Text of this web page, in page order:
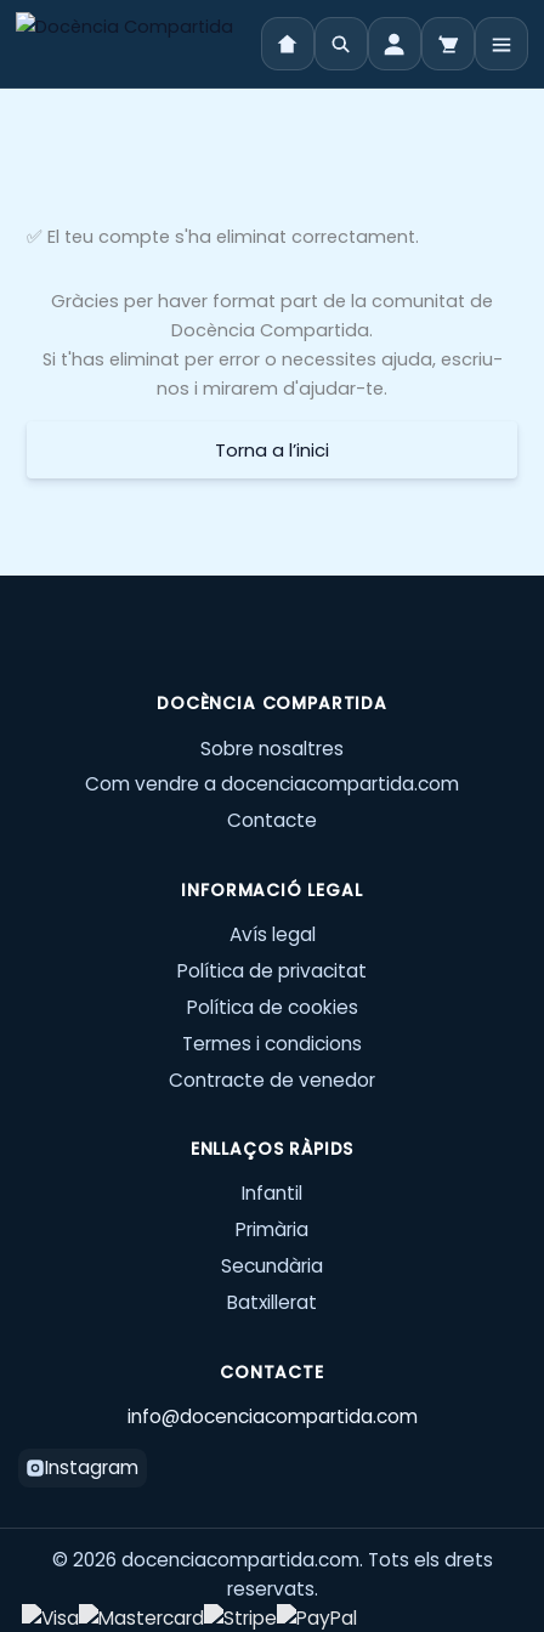
✅ El teu compte s'ha eliminat correctament.
Gràcies per haver format part de la comunitat de
Docència Compartida.
Si t'has eliminat per error o necessites ajuda, escriu-
nos i mirarem d'ajudar-te.
Torna a l’inici
DOCÈNCIA COMPARTIDA
Sobre nosaltres
Com vendre a docenciacompartida.com
Contacte
INFORMACIÓ LEGAL
Avís legal
Política de privacitat
Política de cookies
Termes i condicions
Contracte de venedor
ENLLAÇOS RÀPIDS
Infantil
Primària
Secundària
Batxillerat
CONTACTE
info@docenciacompartida.com
Instagram
© 2026 docenciacompartida.com. Tots els drets
reservats.